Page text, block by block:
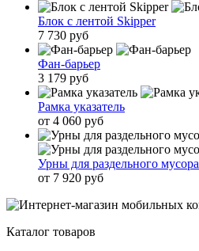
Блок с лентой Skipper
7 730 руб
Фан-барьер
3 179 руб
Рамка указатель
от 4 060 руб
Урны для раздельного мусора
от 7 920 руб
Каталог товаров